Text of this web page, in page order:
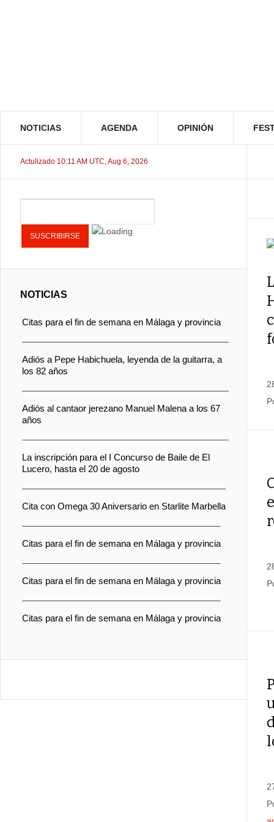
NOTICIAS AGENDA OPINIÓN
Actulizado 10:11 AM UTC, Aug 6, 2026
NOTICIAS
Citas para el fin de semana en Málaga y provincia
Adiós a Pepe Habichuela, leyenda de la guitarra, a
los 82 años
Adiós al cantaor jerezano Manuel Malena a los 67
años
La inscripción para el I Concurso de Baile de El
Lucero, hasta el 20 de agosto
Cita con Omega 30 Aniversario en Starlite Marbella
Citas para el fin de semana en Málaga y provincia
Citas para el fin de semana en Málaga y provincia
Citas para el fin de semana en Málaga y provincia